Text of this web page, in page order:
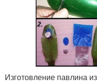
Изготовление павлина